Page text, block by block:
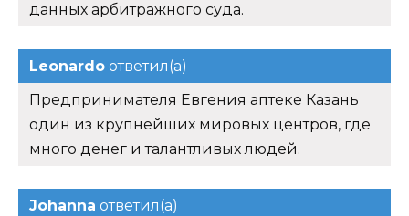
данных арбитражного суда.
Leonardo ответил(а)
Предпринимателя Евгения аптеке Казань
один из крупнейших мировых центров, где
много денег и талантливых людей.
Johanna ответил(а)